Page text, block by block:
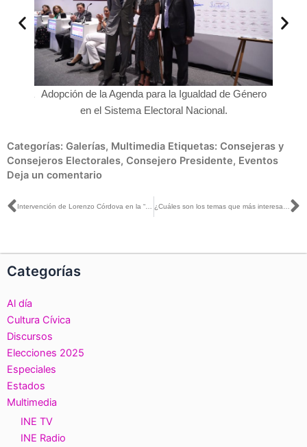
Adopción de la Agenda para la Igualdad de Género
en el Sistema Electoral Nacional.
Categorías: Galerías, Multimedia Etiquetas: Consejeras y
Consejeros Electorales, Consejero Presidente, Eventos
Deja un comentario
Ant
Categorías
Al día
Cultura Cívica
Discursos
Elecciones 2025
Especiales
Estados
Multimedia
INE TV
INE Radio